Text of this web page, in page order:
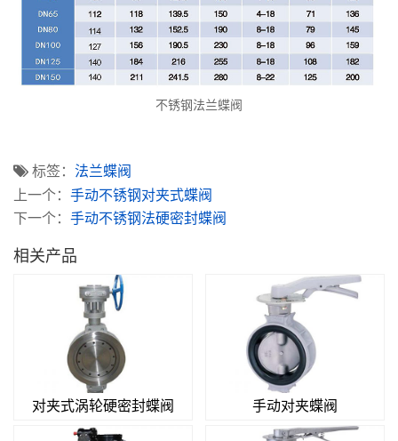
不锈钢法兰蝶阀
标签： 法兰蝶阀
上一个： 手动不锈钢对夹式蝶阀
下一个： 手动不锈钢法硬密封蝶阀
相关产品
对夹式涡轮硬密封蝶阀 手动对夹蝶阀